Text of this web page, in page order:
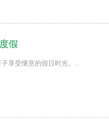
假
享受惬意的假日时光。...